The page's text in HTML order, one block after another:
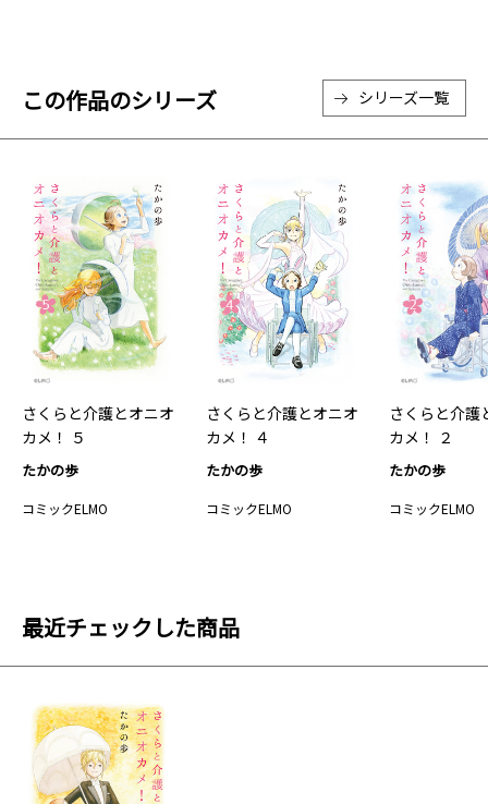
この作品のシリーズ シリーズ一覧
さくらと介護とオニオ
カメ！ ５
たかの歩
コミックELMO
さくらと介護とオニオ
カメ！ ４
たかの歩
コミックELMO
さくらと介護
カメ！ ２
たかの歩
コミックELMO
最近チェックした商品